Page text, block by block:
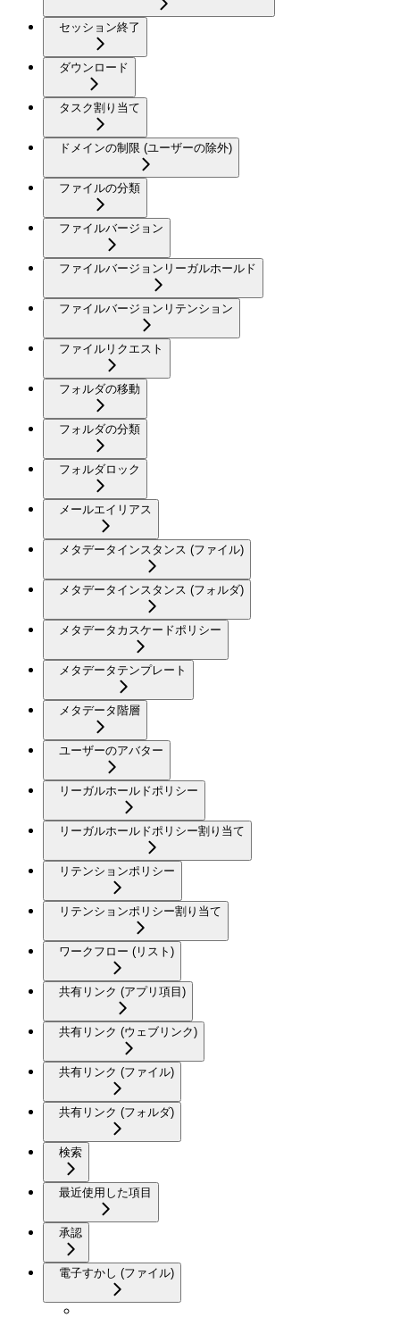
セッション終了
ダウンロード
タスク割り当て
ドメインの制限 (ユーザーの除外)
ファイルの分類
ファイルバージョン
ファイルバージョンリーガルホールド
ファイルバージョンリテンション
ファイルリクエスト
フォルダの移動
フォルダの分類
フォルダロック
メールエイリアス
メタデータインスタンス (ファイル)
メタデータインスタンス (フォルダ)
メタデータカスケードポリシー
メタデータテンプレート
メタデータ階層
ユーザーのアバター
リーガルホールドポリシー
リーガルホールドポリシー割り当て
リテンションポリシー
リテンションポリシー割り当て
ワークフロー (リスト)
共有リンク (アプリ項目)
共有リンク (ウェブリンク)
共有リンク (ファイル)
共有リンク (フォルダ)
検索
最近使用した項目
承認
電子すかし (ファイル)